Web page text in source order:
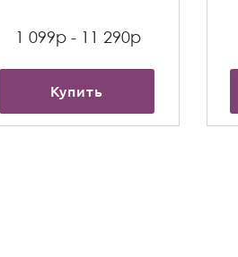
1 099р - 11 290р
Купить